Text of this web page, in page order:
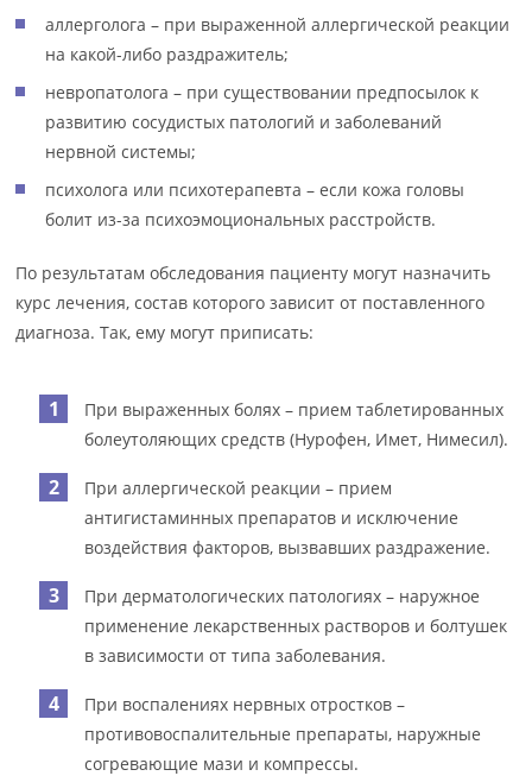
аллерголога – при выраженной аллергической реакции
на какой-либо раздражитель;
невропатолога – при существовании предпосылок к
развитию сосудистых патологий и заболеваний
нервной системы;
психолога или психотерапевта – если кожа головы
болит из-за психоэмоциональных расстройств.
По результатам обследования пациенту могут назначить
курс лечения, состав которого зависит от поставленного
диагноза. Так, ему могут приписать:
При выраженных болях – прием таблетированных
болеутоляющих средств (Нурофен, Имет, Нимесил).
При аллергической реакции – прием
антигистаминных препаратов и исключение
воздействия факторов, вызвавших раздражение.
При дерматологических патологиях – наружное
применение лекарственных растворов и болтушек
в зависимости от типа заболевания.
При воспалениях нервных отростков –
противовоспалительные препараты, наружные
согревающие мази и компрессы.